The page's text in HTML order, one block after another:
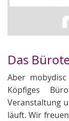
Das
Aber
Köpfiges
Veranstaltung
läuft. Wir